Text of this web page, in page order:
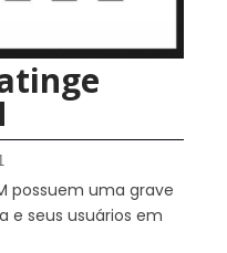
possuem uma grave
e seus usuários em